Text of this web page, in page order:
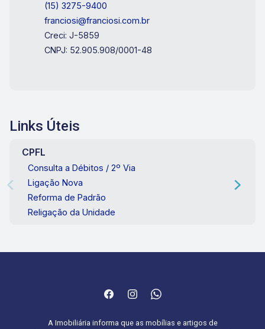
(15) 3275-9400
franciosi@franciosi.com.br
Creci: J-5859
CNPJ: 52.905.908/0001-48
Links Úteis
CPFL
Consulta a Débitos / 2º Via
Ligação Nova
Reforma de Padrão
Religação da Unidade
A Imobiliária informa que as mobílias e artigos de